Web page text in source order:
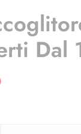
Dal